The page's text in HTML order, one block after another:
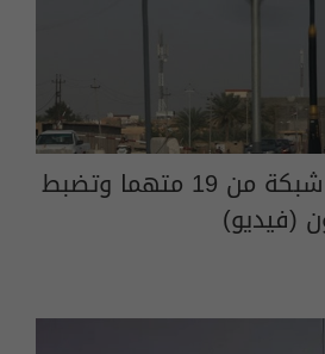
مخدرات الأنبار تفكك شبكة من 19 متهما وتضبط